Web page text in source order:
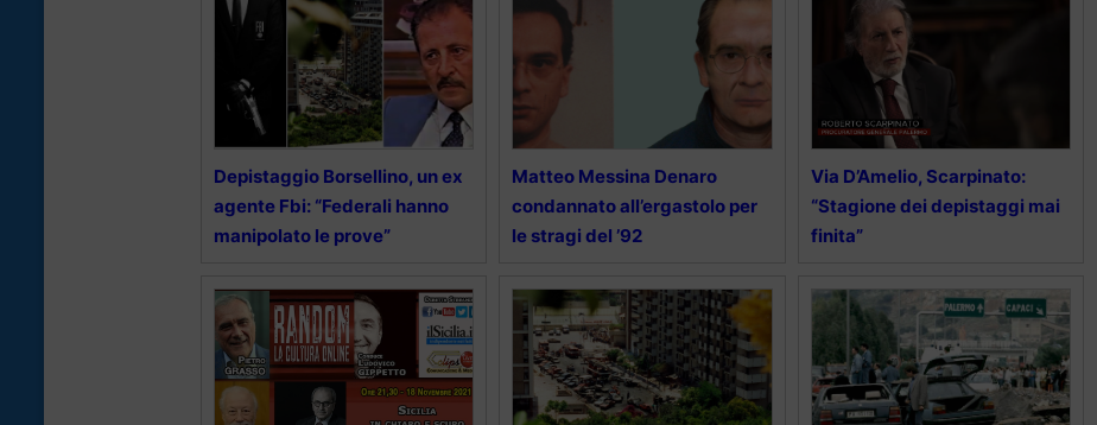
Depistaggio Borsellino, un ex
agente Fbi: “Federali hanno
manipolato le prove”
Matteo Messina Denaro
condannato all’ergastolo per
le stragi del ’92
Via D’Amelio, Scarpinato:
“Stagione dei depistaggi mai
finita”